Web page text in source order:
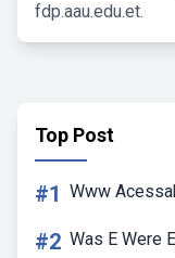
fdp.aau.edu.et.
Top Post
#1 Www
#2 Was E Were